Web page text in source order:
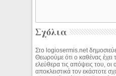
Σχόλια
Στο logiosermis.net
Θεωρούμε ότι ο καθένας έχει
ελεύθερα τις απόψεις του, οι
αποκλειστικά τον εκάστοτε